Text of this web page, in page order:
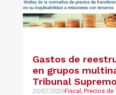
Gastos de
en grupos
Tribunal
con precisión los
20/07/2026Fiscal, Precios de